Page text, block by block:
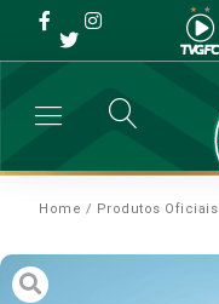
Home / Produtos Oficiais